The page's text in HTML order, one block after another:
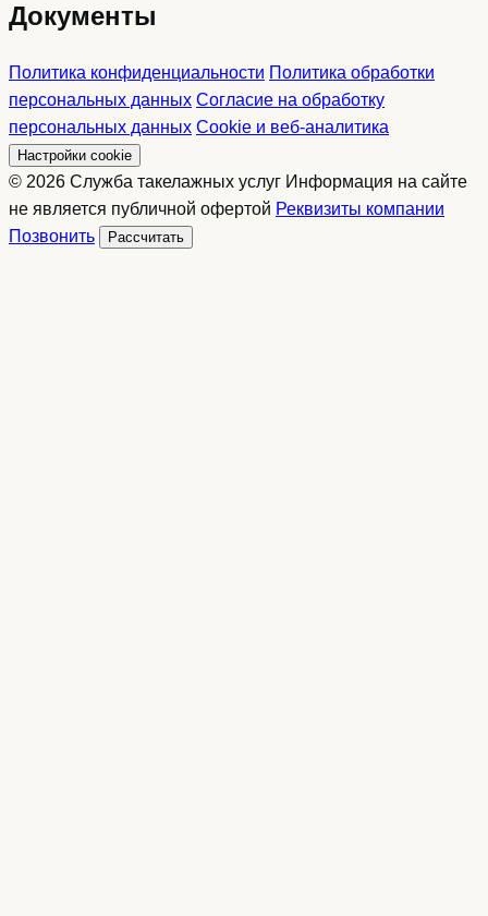
Документы
Политика конфиденциальности Политика обработки
персональных данных Согласие на обработку
персональных данных Cookie и веб-аналитика
Настройки cookie
© 2026 Служба такелажных услуг Информация на сайте
не является публичной офертой Реквизиты компании
Позвонить
Рассчитать